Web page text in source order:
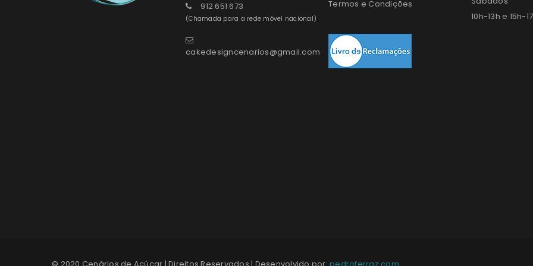
912 651 673
(Chamada para a rede móvel nacional)
cakedesigncenarios@gmail.com
Termos e Condições
10h-13h e 15h-